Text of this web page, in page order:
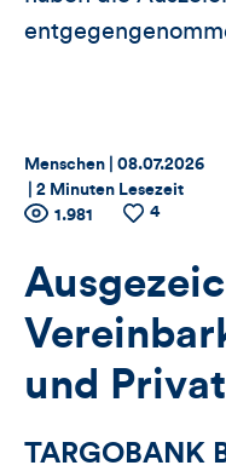
Thema:
Menschen | Datum:
08.07.2026
2 Minuten Lesezeit
Zähler
für
Views,
Likes
und
Anzahl
Views
1.981
Anzahl
4
und
TARGOBANK